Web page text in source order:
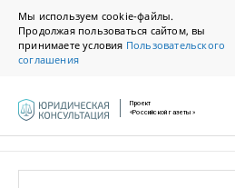
Мы используем cookie-файлы.
Продолжая пользоваться сайтом, вы
принимаете условия Пользовательского
соглашения
Проект
«Российской газеты»